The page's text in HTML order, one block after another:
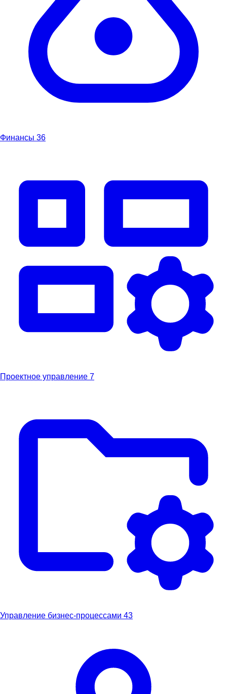
Финансы 36
Проектное управление 7
Управление бизнес-процессами 43